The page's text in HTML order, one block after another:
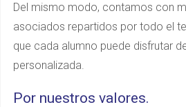
Del mismo modo, contamos con
asociados repartidos por todo el
que cada alumno puede disfrutar
personalizada.
Por nuestros valores.